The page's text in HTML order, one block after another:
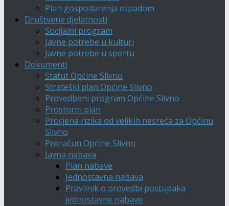
Plan gospodarenja otpadom
Društvene djelatnosti
Socijalni program
Javne potrebe u kulturi
Javne potrebe u sportu
Dokumenti
Statut Općine Slivno
Strateški plan Općine Slivno
Provedbeni program Općine Slivno
Prostorni plan
Procjena rizika od velikih nesreća za Općinu
Slivno
Proračun Općine Slivno
Javna nabava
Plan nabave
Jednostavna nabava
Pravilnik o provedbi postupaka
jednostavne nabave